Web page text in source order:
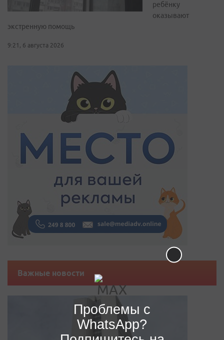
ребёнку
оказывают
экстренную помощь
9:21, 6 августа 2026
Важные новости
Проблемы с
WhatsApp?